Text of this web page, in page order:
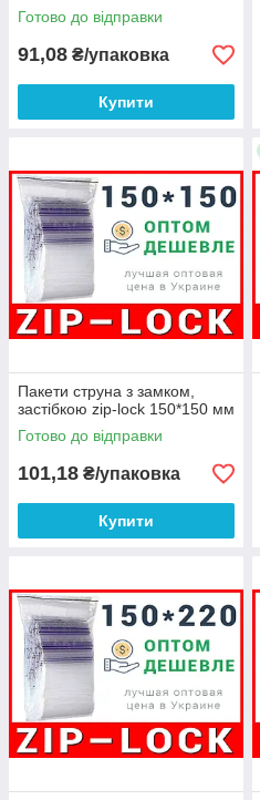
Готово до відправки
91,08 ₴/упаковка
Купити
Пакети струна з замком,
застібкою zip-lock 150*150 мм
Готово до відправки
101,18 ₴/упаковка
Купити